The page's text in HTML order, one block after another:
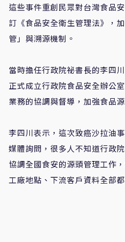
這些事件重創民眾對台灣食品
訂《食品安全衛生管理法》，
管」與溯源機制。
當時擔任行政院祕書長的李四
正式成立行政院食品安全辦公
業務的協調與督導，加強食品
李四川表示，這次致癌沙拉油
媒體詢問，很多人不知道行政
協調全國食安的源頭管理工作
工廠地點、下流客戶資料全部